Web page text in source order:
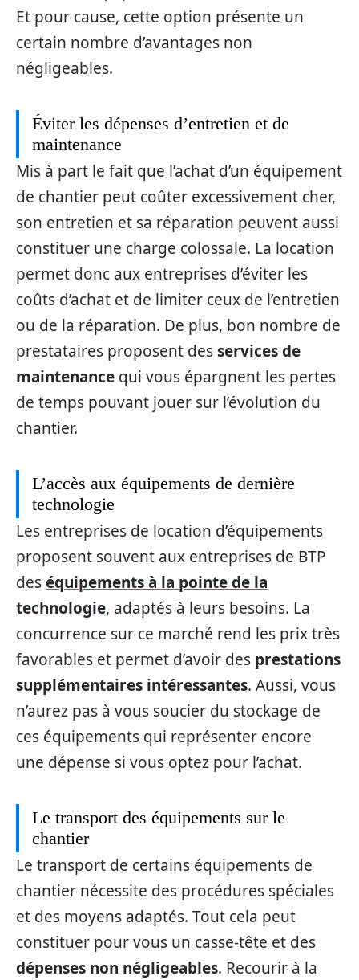
Et pour cause, cette option présente un
certain nombre d’avantages non
négligeables.
Éviter les dépenses d’entretien et de
maintenance
Mis à part le fait que l’achat d’un équipement
de chantier peut coûter excessivement cher,
son entretien et sa réparation peuvent aussi
constituer une charge colossale. La location
permet donc aux entreprises d’éviter les
coûts d’achat et de limiter ceux de l’entretien
ou de la réparation. De plus, bon nombre de
prestataires proposent desservices de
maintenance qui vous épargnent les pertes
de temps pouvant jouer sur l’évolution du
chantier.
L’accès aux équipements de dernière
technologie
Les entreprises de location d’équipements
proposent souvent aux entreprises de BTP
deséquipements à la pointe de la
technologie, adaptés à leurs besoins. La
concurrence sur ce marché rend les prix très
favorables et permet d’avoir des prestations
supplémentaires intéressantes. Aussi, vous
n’aurez pas à vous soucier du stockage de
ces équipements qui représenter encore
une dépense si vous optez pour l’achat.
Le transport des équipements sur le
chantier
Le transport de certains équipements de
chantier nécessite des procédures spéciales
et des moyens adaptés. Tout cela peut
constituer pour vous un casse-tête et des
dépenses non négligeables. Recourir à la